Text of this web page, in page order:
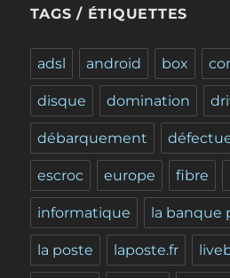
TAGS / ÉTIQUETTES
adsl android box
disque domination
débarquement
escroc europe fibre
informatique la banque
la poste laposte.fr